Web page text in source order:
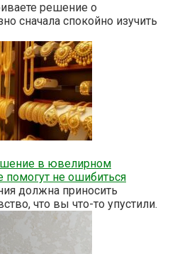
решение о
сначала спокойно изучить
в ювелирном
помогут не ошибиться
должна приносить
что вы что-то упустили.